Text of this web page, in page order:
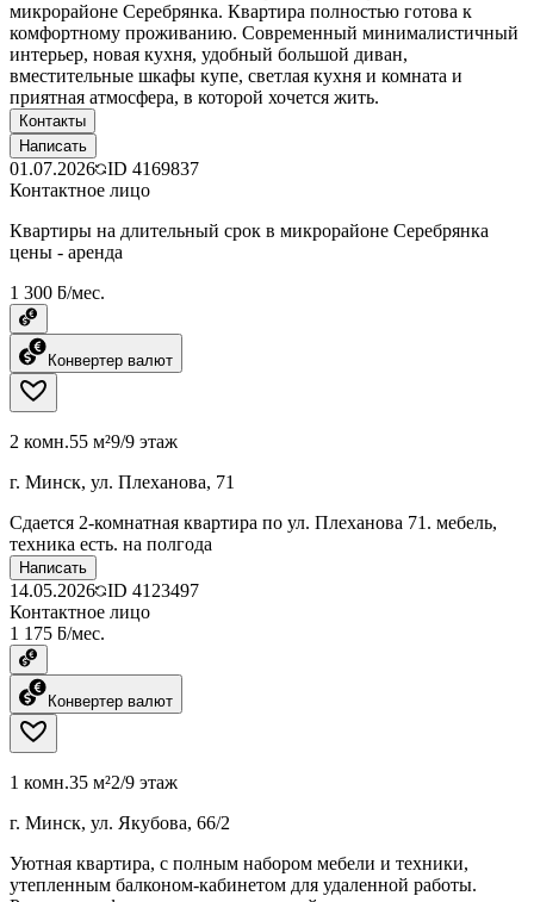
микрорайоне Серебрянка. Квартира полностью готова к
комфортному проживанию. Современный минималистичный
интерьер, новая кухня, удобный большой диван,
вместительные шкафы купе, светлая кухня и комната и
приятная атмосфера, в которой хочется жить.
Контакты
Написать
01.07.2026 ID 4169837
Контактное лицо
Квартиры на длительный срок в микрорайоне Серебрянка
цены - аренда
1 300 ƃ/мес.
Конвертер валют
2 комн.55 м²9/9 этаж
г. Минск, ул. Плеханова, 71
Сдается 2-комнатная квартира по ул. Плеханова 71. мебель,
техника есть. на полгода
Написать
14.05.2026 ID 4123497
Контактное лицо
1 175 ƃ/мес.
Конвертер валют
1 комн.35 м²2/9 этаж
г. Минск, ул. Якубова, 66/2
Уютная квартира, с полным набором мебели и техники,
утепленным балконом-кабинетом для удаленной работы.